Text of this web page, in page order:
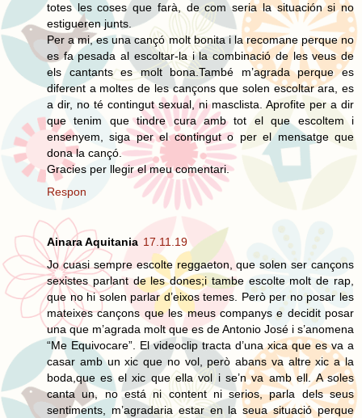
totes les coses que farà, de com seria la situación si no
estigueren junts.
Per a mi, es una cançó molt bonita i la recomane perque no
es fa pesada al escoltar-la i la combinació de les veus de
els cantants es molt bona.També m’agrada perque es
diferent a moltes de les cançons que solen escoltar ara, es
a dir, no té contingut sexual, ni masclista. Aprofite per a dir
que tenim que tindre cura amb tot el que escoltem i
ensenyem, siga per el contingut o per el mensatge que
dona la cançó.
Gracies per llegir el meu comentari.
Respon
Ainara Aquitania 17.11.19
Jo cuasi sempre escolte reggaeton, que solen ser cançons
sexistes parlant de les dones;i tambe escolte molt de rap,
que no hi solen parlar d’eixos temes. Però per no posar les
mateixes cançons que les meus companys e decidit posar
una que m’agrada molt que es de Antonio José i s’anomena
“Me Equivocare”. El videoclip tracta d’una xica que es va a
casar amb un xic que no vol, però abans va altre xic a la
boda,que es el xic que ella vol i se’n va amb ell. A soles
canta un, no está ni content ni serios, parla dels seus
sentiments, m’agradaria estar en la seua situació perque